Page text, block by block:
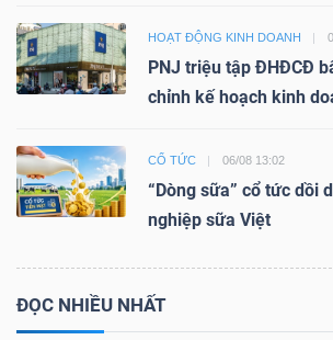
HOẠT ĐỘNG KINH DOANH
PNJ triệu tập ĐHĐCĐ
chỉnh kế hoạch kinh
CỔ TỨC 06/08 13:02
“Dòng sữa” cổ tức dồi
nghiệp sữa Việt
ĐỌC NHIỀU NHẤT